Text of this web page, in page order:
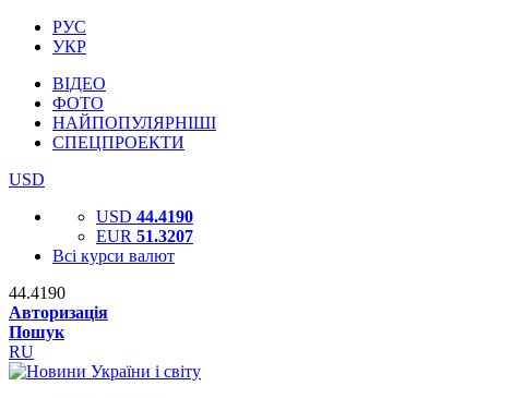
РУС
УКР
ВІДЕО
ФОТО
НАЙПОПУЛЯРНІШІ
СПЕЦПРОЕКТИ
USD
USD 44.4190
EUR 51.3207
Всі курси валют
44.4190
Авторизація
Пошук
RU